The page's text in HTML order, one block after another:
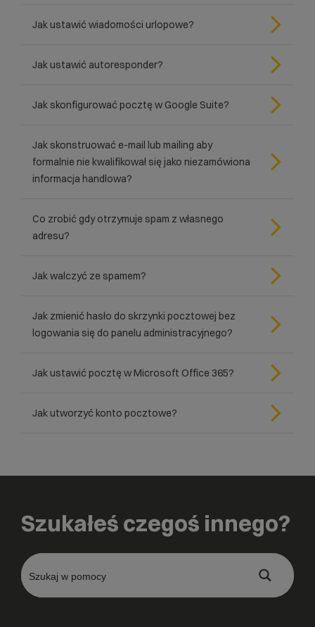
Jak ustawić wiadomości urlopowe?
Jak ustawić autoresponder?
Jak skonfigurować pocztę w Google Suite?
Jak skonstruować e-mail lub mailing aby
formalnie nie kwalifikował się jako niezamówiona
informacja handlowa?
Co zrobić gdy otrzymuje spam z własnego
adresu?
Jak walczyć ze spamem?
Jak zmienić hasło do skrzynki pocztowej bez
logowania się do panelu administracyjnego?
Jak ustawić pocztę w Microsoft Office 365?
Jak utworzyć konto pocztowe?
Szukałeś czegoś innego?